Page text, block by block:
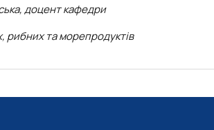
доцент кафедри
рибних та морепродуктів